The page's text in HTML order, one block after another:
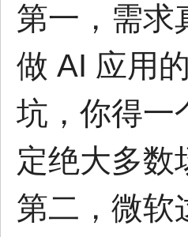
第一，需求
做 AI 应用
坑，你得一
定绝大多数
第二，微软